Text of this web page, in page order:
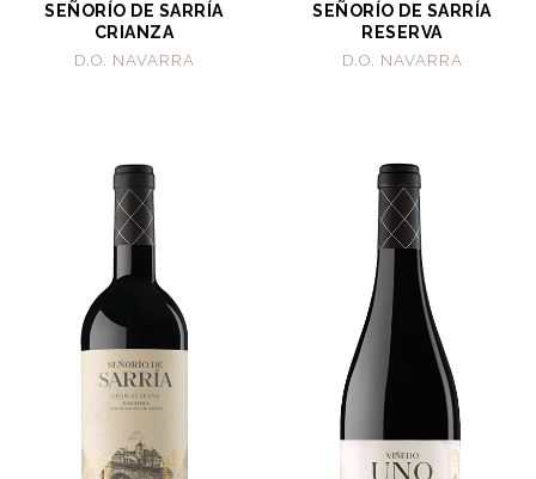
SEÑORÍO DE SARRÍA
CRIANZA
D.O. NAVARRA
SEÑORÍO DE SARRÍA
RESERVA
D.O. NAVARRA